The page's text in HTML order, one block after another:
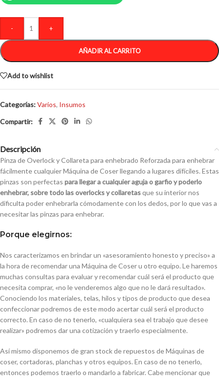
- +
AÑADIR AL CARRITO
Add to wishlist
Categorías:Varios, Insumos
Descripción
Pinza de Overlock y Collareta para enhebrado Reforzada para enhebrar
fácilmente cualquier Máquina de Coser llegando a lugares difíciles. Estas
pinzas son perfectas para llegar a cualquier aguja o garfio y poderlo
enhebrar, sobre todo las overlocks y collaretasque su interior nos
dificulta poder enhebrarla cómodamente con los dedos, por lo que vas a
necesitar las pinzas para enhebrar.
Porque elegirnos:
Nos caracterizamos en brindar un «asesoramiento honesto y preciso» a
la hora de recomendar una Máquina de Coser u otro equipo. Le haremos
muchas consultas para evaluar y recomendar cuál será el producto que
necesita comprar, «no le venderemos algo que no le dará resultado».
Conociendo los materiales, telas, hilos y tipos de producto que desea
confeccionar podremos de este modo acertar cuál será el producto
correcto. En caso de no tenerlo, «cualquiera sea el trabajo que desee
realizar» podremos dar una cotización y traerlo especialmente.
Así mismo disponemos de gran stock de repuestos de Máquinas de
coser, cortadoras, planchas y otros equipos. En caso de no tenerlo,
entonces podemos traerlo o mandarlo a fabricar. Cabe mencionar que